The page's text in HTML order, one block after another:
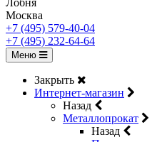
Лобня
Москва
+7 (495) 579-40-04
+7 (495) 232-64-64
Меню
Закрыть
Интернет-магазин
Назад
Металлопрокат
Назад